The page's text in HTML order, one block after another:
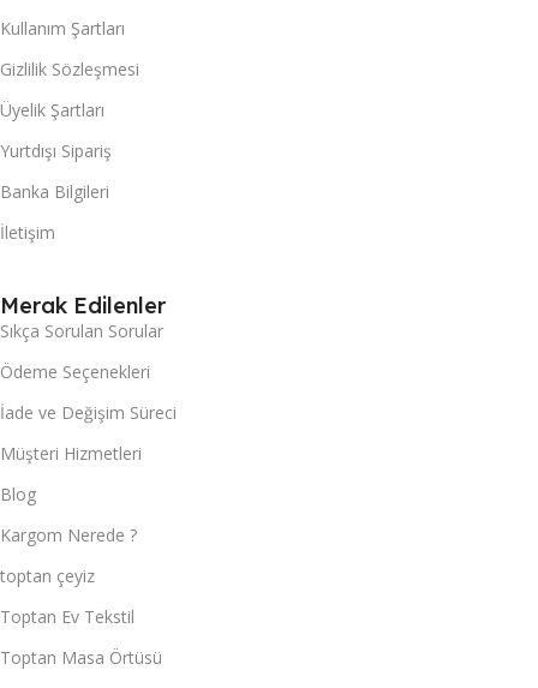
Kullanım Şartları
Gizlilik Sözleşmesi
Üyelik Şartları
Yurtdışı Sipariş
Banka Bilgileri
İletişim
Merak Edilenler
Sıkça Sorulan Sorular
Ödeme Seçenekleri
İade ve Değişim Süreci
Müşteri Hizmetleri
Blog
Kargom Nerede ?
toptan çeyiz
Toptan Ev Tekstil
Toptan Masa Örtüsü